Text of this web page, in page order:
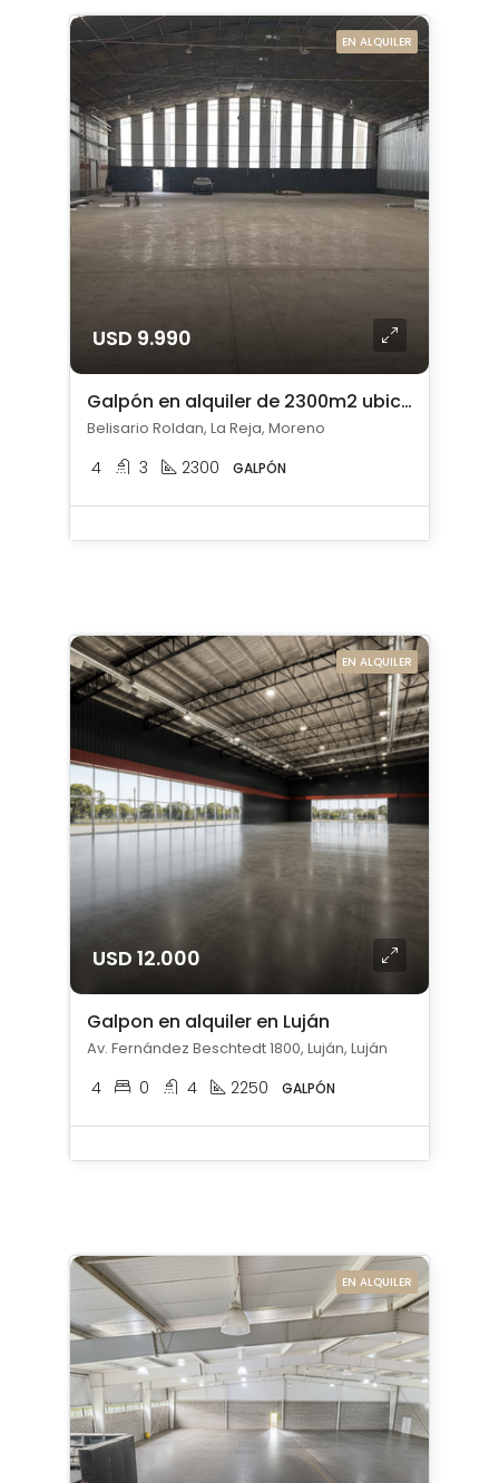
EN ALQUILER
USD 9.990
Galpón en alquiler de 2300m2 ubicado en La Reja
Belisario Roldan, La Reja, Moreno
4 3 2300 GALPÓN
EN ALQUILER
USD 12.000
Galpon en alquiler en Luján
Av. Fernández Beschtedt 1800, Luján, Luján
4 0 4 2250 GALPÓN
EN ALQUILER